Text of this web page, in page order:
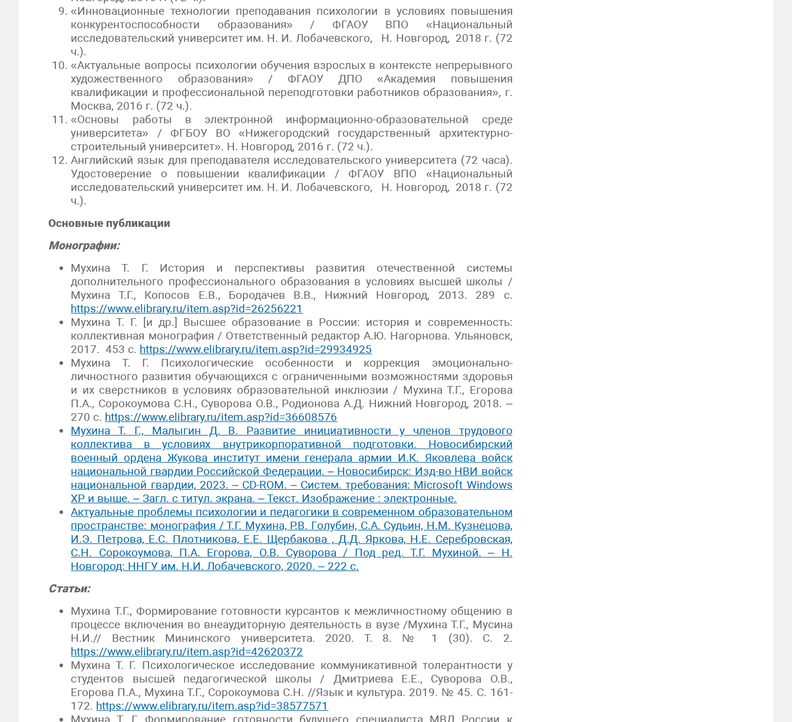
«Инновационные технологии преподавания психологии в условиях повышения
конкурентоспособности образования» / ФГАОУ ВПО «Национальный
исследовательский университет им. Н. И. Лобачевского, Н. Новгород, 2018 г. (72
ч.).
«Актуальные вопросы психологии обучения взрослых в контексте непрерывного
художественного образования» / ФГАОУ ДПО «Академия повышения
квалификации и профессиональной переподготовки работников образования», г.
Москва, 2016 г. (72 ч.).
«Основы работы в электронной информационно-образовательной среде
университета» / ФГБОУ ВО «Нижегородский государственный архитектурно-
строительный университет». Н. Новгород, 2016 г. (72 ч.).
Английский язык для преподавателя исследовательского университета (72 часа).
Удостоверение о повышении квалификации / ФГАОУ ВПО «Национальный
исследовательский университет им. Н. И. Лобачевского, Н. Новгород, 2018 г. (72
ч.).
Основные публикации
Монографии:
Мухина Т. Г. История и перспективы развития отечественной системы
дополнительного профессионального образования в условиях высшей школы /
Мухина Т.Г., Копосов Е.В., Бородачев В.В., Нижний Новгород, 2013. 289 с.
https://www.elibrary.ru/item.asp?id=26256221
Мухина Т. Г. [и др.] Высшее образование в России: история и современность:
коллективная монография / Ответственный редактор А.Ю. Нагорнова. Ульяновск,
2017. 453 с. https://www.elibrary.ru/item.asp?id=29934925
Мухина Т. Г. Психологические особенности и коррекция эмоционально-
личностного развития обучающихся с ограниченными возможностями здоровья
и их сверстников в условиях образовательной инклюзии / Мухина Т.Г., Егорова
П.А., Сорокоумова С.Н., Суворова О.В., Родионова А.Д. Нижний Новгород, 2018. –
270 с. https://www.elibrary.ru/item.asp?id=36608576
Мухина Т. Г., Малыгин Д. В. Развитие инициативности у членов трудового
коллектива в условиях внутрикорпоративной подготовки. Новосибирский
военный ордена Жукова институт имени генерала армии И.К. Яковлева войск
национальной гвардии Российской Федерации. – Новосибирск: Изд-во НВИ войск
национальной гвардии, 2023. – CD-ROM. – Систем. требования: Microsoft Windows
XP и выше. – Загл. с титул. экрана. – Текст. Изображение : электронные.
Актуальные проблемы психологии и педагогики в современном образовательном
пространстве: монография / Т.Г. Мухина, Р.В. Голубин, С.А. Судьин, Н.М. Кузнецова,
И.Э. Петрова, Е.С. Плотникова, Е.Е. Щербакова , Д.Д. Яркова, Н.Е. Серебровская,
С.Н. Сорокоумова, П.А. Егорова, О.В. Суворова / Под ред. Т.Г. Мухиной. – Н.
Новгород: ННГУ им. Н.И. Лобачевского, 2020. – 222 с.
Статьи:
Мухина Т.Г., Формирование готовности курсантов к межличностному общению в
процессе включения во внеаудиторную деятельность в вузе /Мухина Т.Г., Мусина
Н.И.// Вестник Мининского университета. 2020. Т. 8. № 1 (30). С. 2.
https://www.elibrary.ru/item.asp?id=42620372
Мухина Т. Г. Психологическое исследование коммуникативной толерантности у
студентов высшей педагогической школы / Дмитриева Е.Е., Суворова О.В.,
Егорова П.А., Мухина Т.Г., Сорокоумова С.Н. //Язык и культура. 2019. № 45. С. 161-
172. https://www.elibrary.ru/item.asp?id=38577571